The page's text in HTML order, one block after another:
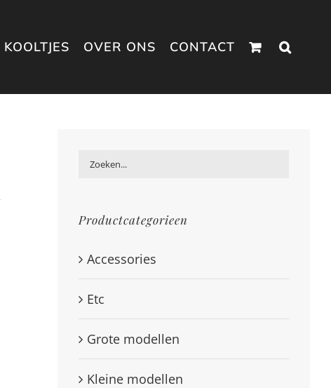
KOOLTJES OVER ONS CONTACT
Productcategorieen
Accessories
Etc
Grote modellen
Kleine modellen